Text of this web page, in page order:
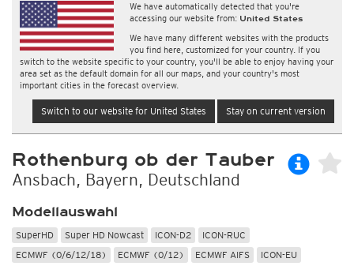
We have automatically detected that you're
accessing our website from: United States
We have many different websites with the products
you find here, customized for your country. If you
switch to the website specific to your country, you'll be able to enjoy having your
area set as the default domain for all our maps, and your country's most
important cities in the forecast overview.
Switch to our website for United States Stay on current version
Rothenburg ob der Tauber
Ansbach, Bayern, Deutschland
Modellauswahl
SuperHD Super HD Nowcast ICON-D2
ICON-RUC
ECMWF (0/6/12/18)
ECMWF (0/12) ECMWF AIFS
ICON-EU